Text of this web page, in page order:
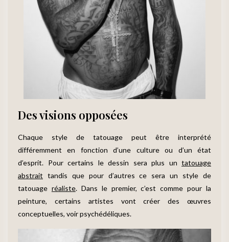
Des visions opposées
Chaque style de tatouage peut être interprété
différemment en fonction d’une culture ou d’un état
d’esprit. Pour certains le dessin sera plus un tatouage
abstrait tandis que pour d’autres ce sera un style de
tatouage réaliste. Dans le premier, c’est comme pour la
peinture, certains artistes vont créer des œuvres
conceptuelles, voir psychédéliques.